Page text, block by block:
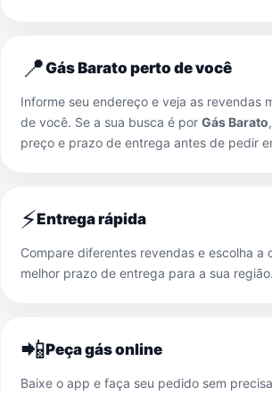
📍Gás Barato perto de você
Informe seu endereço e veja as revendas
de você. Se a sua busca é por Gás Barato
preço e prazo de entrega antes de pedir
⚡Entrega rápida
Compare diferentes revendas e escolha a
melhor prazo de entrega para a sua região.
📲Peça gás online
Baixe o app e faça seu pedido sem